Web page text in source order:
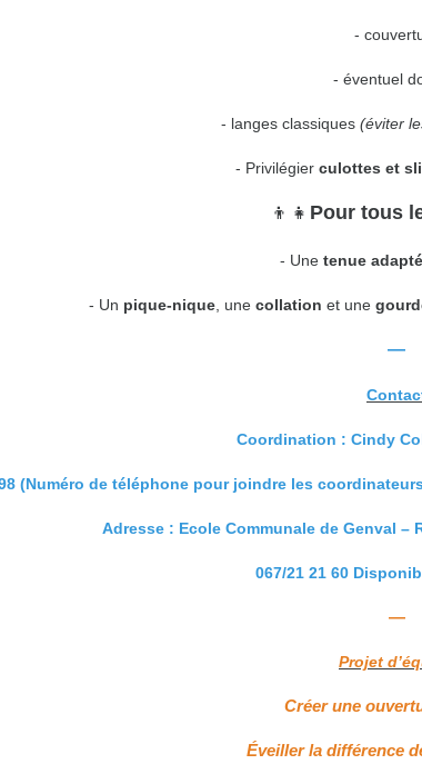
-
- éventuel
- langes classiques (éviter
- Privilégier culottes et
👦👧 Pour tous
- Une tenue
- Un pique-nique , une collation et une
—
Coordination : Cindy
(Numéro de téléphone pour joindre les
Adresse : Ecole Communale de Genval –
067/21 21 60
—
Projet
Créer une
Éveiller la différence